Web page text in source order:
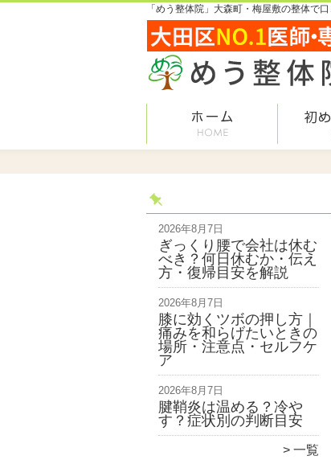
「めう整体院」大森町・梅屋敷の整体で
2026年8月7日
ぎっくり腰で会社は休む
べき？何日休むか・伝え
方・復帰目安を解説
2026年8月7日
膝に効くツボの押し方｜
痛みを和らげたいときの
場所・注意点・セルフケ
ア
2026年8月7日
腱鞘炎は温める？冷や
す？症状別の判断目安
一覧